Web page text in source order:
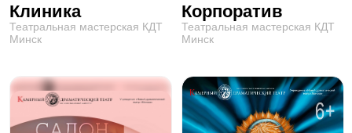
Клиника
Театральная мастерская КДТ
Минск
Корпоратив
Театральная мастерская КДТ
Минск